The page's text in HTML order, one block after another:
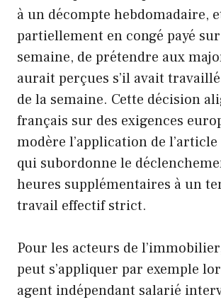
à un décompte hebdomadaire,
partiellement en congé payé
semaine, de prétendre aux
aurait perçues s’il avait
de la semaine. Cette décision
français sur des exigences
modère l’application de l’article
qui subordonne le
heures supplémentaires à un
travail effectif strict.
Pour les acteurs de
peut s’appliquer par exemple
agent indépendant salarié